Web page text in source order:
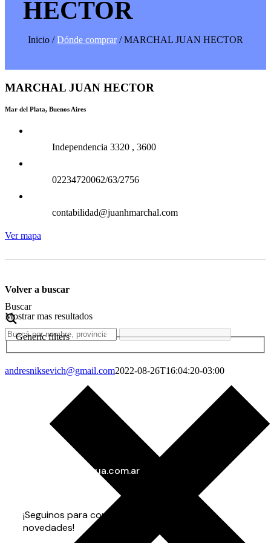
HECTOR
Inicio /Dónde comprar/ MARCHAL JUAN HECTOR
MARCHAL JUAN HECTOR
Mar del Plata, Buenos Aires
Independencia 3320 , 3600
02234720062/63/2756
contabilidad@juanhmarchal.com
Ver mapa
Volver a buscar
Buscar
Mostrar mas resultados
Generic filters
andresniksevich@gmail.com2022-08-26T16:04:20-03:00
info@gorenaagua.com.ar
¡Seguinos para conocer todas nuestras
novedades!